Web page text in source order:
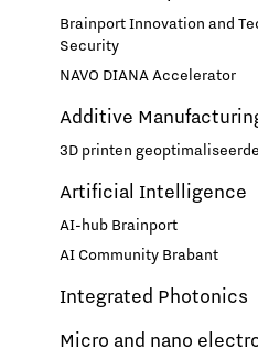
Brainport Innovation and
Security
NAVO DIANA Accelerator
Additive
3D printen
Artificial Intelligence
AI-hub Brainport
AI Community Brabant
Integrated Photonics
Micro and nano